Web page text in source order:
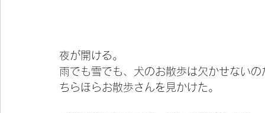
夜が開ける。
雨でも雪でも、犬のお散歩は欠かせないの
ちらほらお散歩さんを見かけた。